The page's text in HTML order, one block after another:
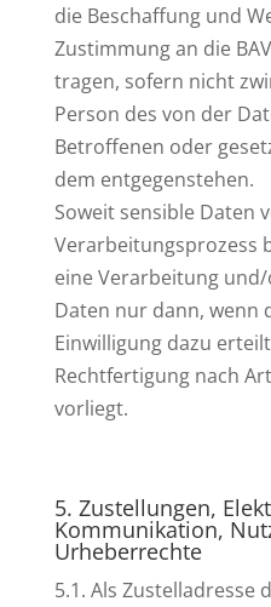
die Beschaffung und
Zustimmung an die
tragen, sofern nicht
Person des von der
Betroffenen oder
dem entgegenstehen.
Soweit sensible Daten
Verarbeitungsprozess
eine Verarbeitung
Daten nur dann, wenn
Einwilligung dazu
Rechtfertigung nach
vorliegt.
5. Zustellungen,
Kommunikation,
Urheberrechte
5.1. Als Zustelladresse